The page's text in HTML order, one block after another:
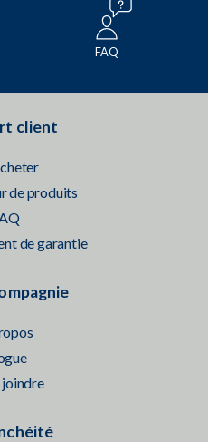
FAQ
client
de produits
de garantie